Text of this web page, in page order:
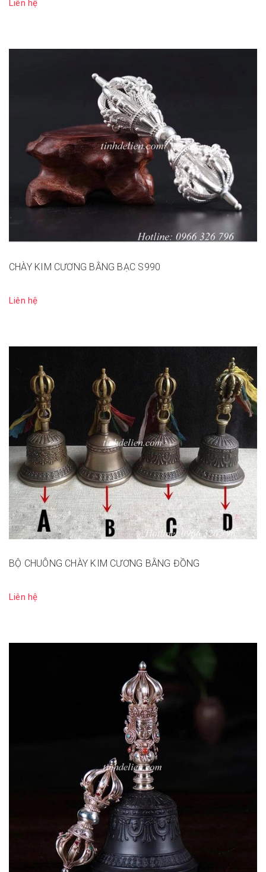
Liên hệ
CHÀY KIM CƯƠNG BẰNG BẠC S990
Liên hệ
BỘ CHUÔNG CHÀY KIM CƯƠNG BẰNG ĐỒNG
Liên hệ